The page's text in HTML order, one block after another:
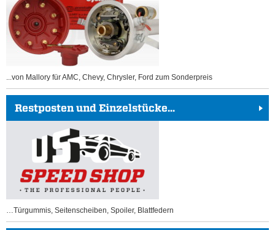
...von Mallory für AMC, Chevy, Chrysler, Ford zum Sonderpreis
Restposten und Einzelstücke...
…Türgummis, Seitenscheiben, Spoiler, Blattfedern